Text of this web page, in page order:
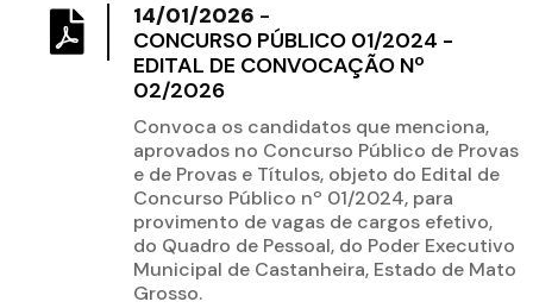
14/01/2026 -
CONCURSO PÚBLICO 01/2024 -
EDITAL DE CONVOCAÇÃO Nº
02/2026
Convoca os candidatos que menciona,
aprovados no Concurso Público de Provas
e de Provas e Títulos, objeto do Edital de
Concurso Público nº 01/2024, para
provimento de vagas de cargos efetivo,
do Quadro de Pessoal, do Poder Executivo
Municipal de Castanheira, Estado de Mato
Grosso.